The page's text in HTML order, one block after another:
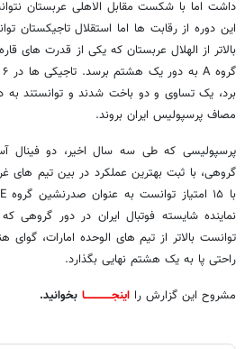
داشت اما با شکست مقابل الاهلی عربستان
این دوره از رقابت ها اما استقلال تاجیکستان
بالاتر از الهلال عربستان که یکی از قدرت های
برد، یک تساوی و دو باخت شدند و توانستند به
مصاف پرسپولیس ایران بروند.
پرسپولیسی که طی سه سال اخیر، دو فینال
نماینده شایسته فوتبال ایران در دور گروهی
توانست بالاتر از تیم های الوحده امارات، گوای
راحتی پا به یک هشتم نهایی بگذارد.
مشروح این گزارش را اینجـــــــــــــــا بخوانید.